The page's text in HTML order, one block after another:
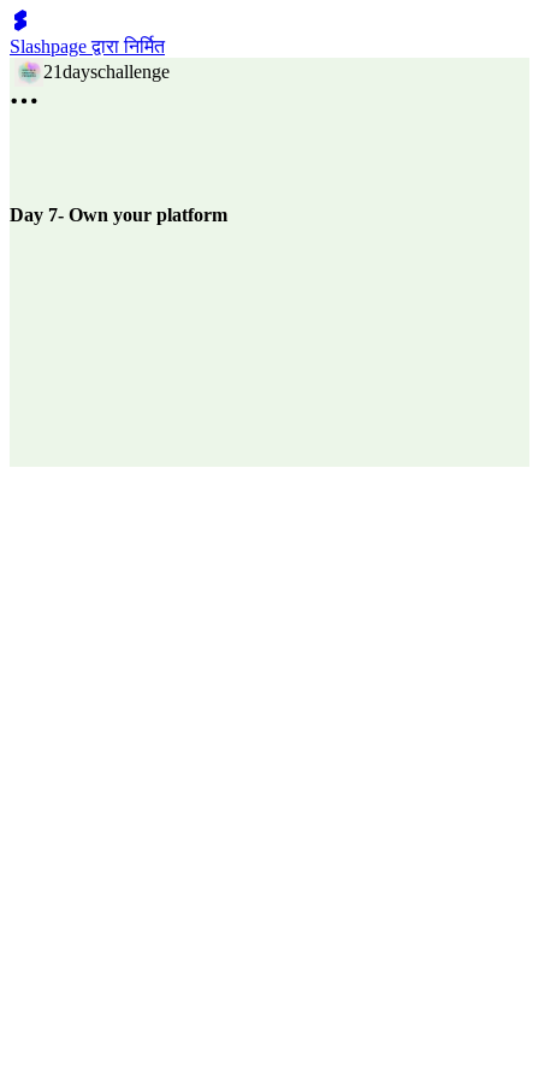
Slashpage द्वारा निर्मित
21dayschallenge
Day 7- Own your platform